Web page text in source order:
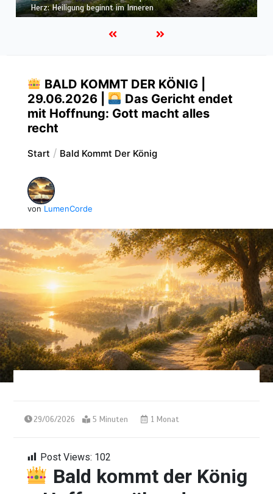
ähnlicher werden: Verwandlung von innen heraus
BALD KOMMT DER KÖNIG |
29.06.2026 |
Das Gericht endet
mit Hoffnung: Gott macht alles
recht
Start Bald Kommt Der König
von LumenCorde
29/06/2026 5 Minuten 1 Monat
Post Views: 102
Bald kommt der König